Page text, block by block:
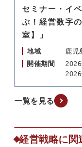
セミナー・イ
ぶ！経営数字
室】」
地域
鹿児
開催期間
一覧を見る
経営戦略に関